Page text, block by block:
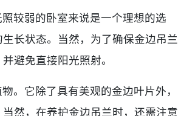
较弱的卧室来说是一个理想的选
长状态。当然，为了确保金边吊兰
避免直接阳光照射。
。它除了具有美观的金边叶片外，
然，在养护金边吊兰时，还需注意